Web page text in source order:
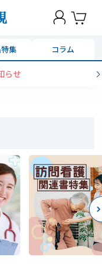
集 コラム
加いたしました